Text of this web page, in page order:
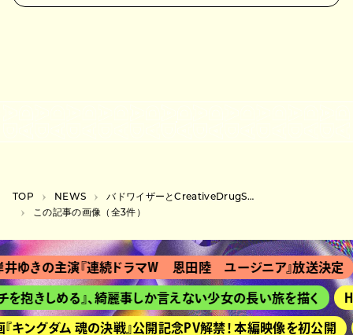
TOP NEWS
バドワイザーとCreativeDrugStoreのコラボイベント開催、メンバーがビール配布も
この記事の画像（全3件）
ゆきの主演『連続ドラマＷ 恩田陸 ユージニア』放送決定
抱きしめる』、綺麗事しか言えない少女の長い旅を描く
ングダム 魂の決戦』公開記念PV解禁！ 本編映像を初公開